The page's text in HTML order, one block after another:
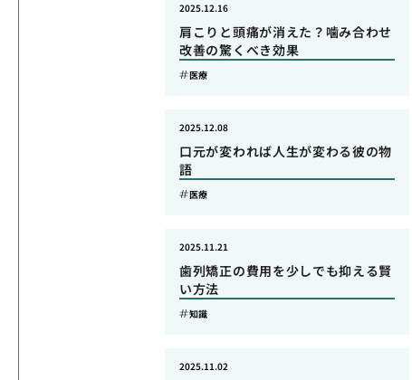
肩こりと頭痛が消えた？噛み合わせ
改善の驚くべき効果
2025.12.16
医療
口元が変われば人生が変わる彼の物
語
2025.12.08
医療
歯列矯正の費用を少しでも抑える賢
い方法
2025.11.21
知識
2025.11.02